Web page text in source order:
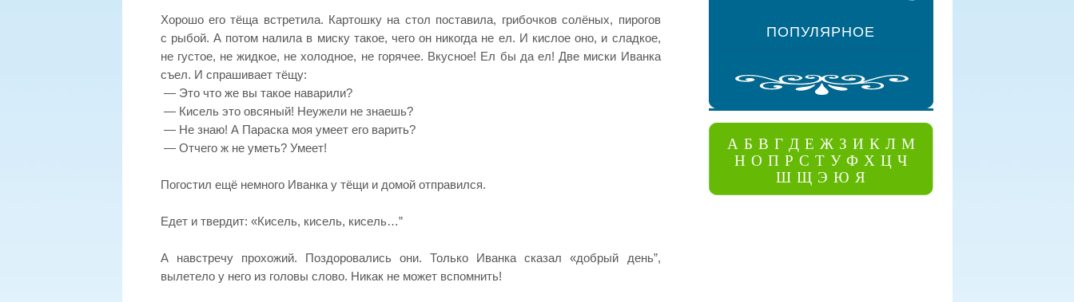
Хорошо его тёща встретила. Картошку на стол поставила, грибочков солёных, пирогов
с рыбой. А потом налила в миску такое, чего он никогда не ел. И кислое оно, и сладкое,
не густое, не жидкое, не холодное, не горячее. Вкусное! Ел бы да ел! Две миски Иванка
съел. И спрашивает тёщу:
— Это что же вы такое наварили?
— Кисель это овсяный! Неужели не знаешь?
— Не знаю! А Параска моя умеет его варить?
— Отчего ж не уметь? Умеет!
Погостил ещё немного Иванка у тёщи и домой отправился.
Едет и твердит: «Кисель, кисель, кисель…”
А навстречу прохожий. Поздоровались они. Только Иванка сказал «добрый день”,
вылетело у него из головы слово. Никак не может вспомнить!
ПОПУЛЯРНОЕ
А Б В Г Д Е Ж З И К Л М
Н О П Р С Т У Ф Х Ц Ч
Ш Щ Э Ю Я